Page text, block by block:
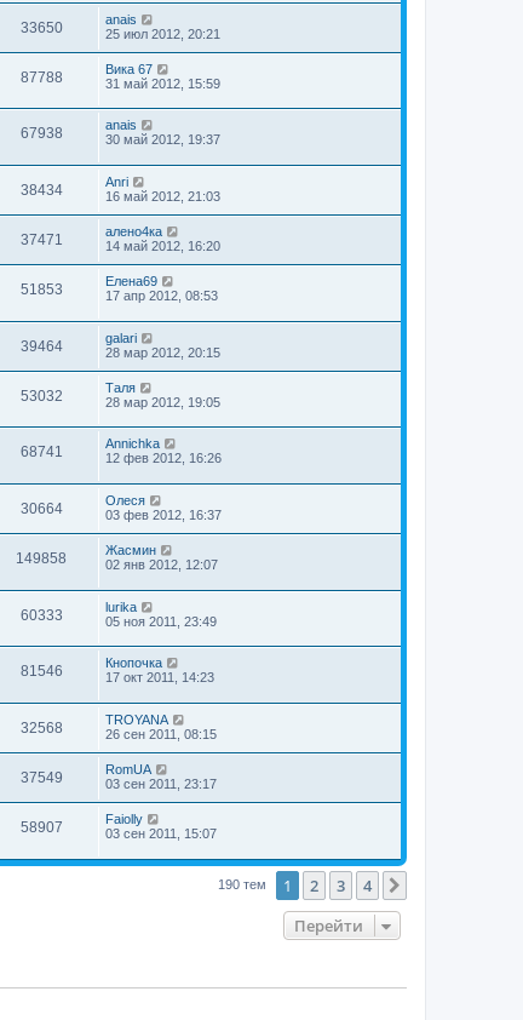
33650
anais
25 июл 2012, 20:21
87788
Вика 67
31 май 2012, 15:59
67938
anais
30 май 2012, 19:37
38434
Anri
16 май 2012, 21:03
37471
алено4ка
14 май 2012, 16:20
51853
Елена69
17 апр 2012, 08:53
39464
galari
28 мар 2012, 20:15
53032
Таля
28 мар 2012, 19:05
68741
Annichka
12 фев 2012, 16:26
30664
Олеся
03 фев 2012, 16:37
149858
Жасмин
02 янв 2012, 12:07
60333
lurika
05 ноя 2011, 23:49
81546
Кнопочка
17 окт 2011, 14:23
32568
TROYANA
26 сен 2011, 08:15
37549
RomUA
03 сен 2011, 23:17
58907
Faiolly
03 сен 2011, 15:07
190 тем 1 2 3 4
Перейти